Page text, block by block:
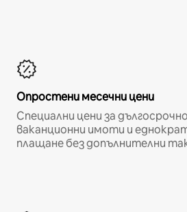
Опростени месечни цени
Специални цени за
ваканционни имоти и
плащане без допълнителни